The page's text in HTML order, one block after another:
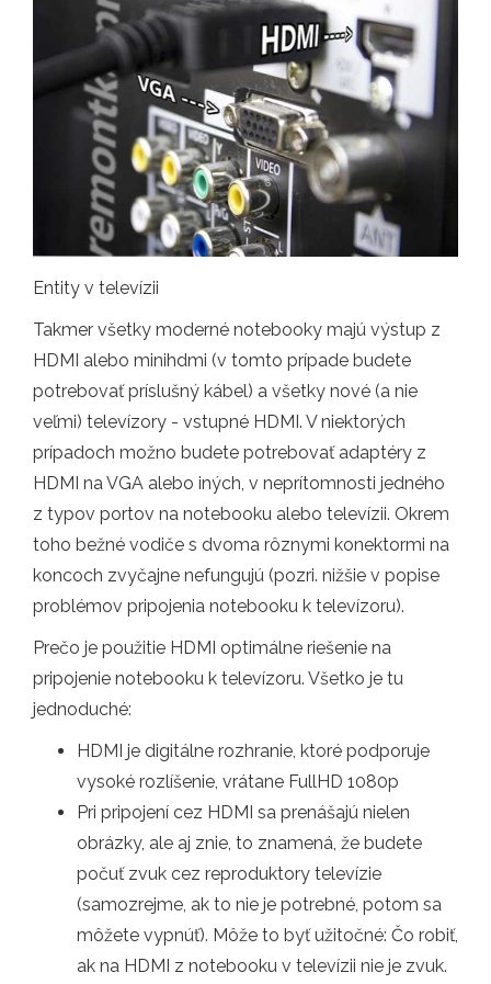
Entity v televízii
Takmer všetky moderné notebooky majú výstup z
HDMI alebo minihdmi (v tomto prípade budete
potrebovať príslušný kábel) a všetky nové (a nie
veľmi) televízory - vstupné HDMI. V niektorých
prípadoch možno budete potrebovať adaptéry z
HDMI na VGA alebo iných, v neprítomnosti jedného
z typov portov na notebooku alebo televízii. Okrem
toho bežné vodiče s dvoma rôznymi konektormi na
koncoch zvyčajne nefungujú (pozri. nižšie v popise
problémov pripojenia notebooku k televízoru).
Prečo je použitie HDMI optimálne riešenie na
pripojenie notebooku k televízoru. Všetko je tu
jednoduché:
HDMI je digitálne rozhranie, ktoré podporuje
vysoké rozlíšenie, vrátane FullHD 1080p
Pri pripojení cez HDMI sa prenášajú nielen
obrázky, ale aj znie, to znamená, že budete
počuť zvuk cez reproduktory televízie
(samozrejme, ak to nie je potrebné, potom sa
môžete vypnúť). Môže to byť užitočné: Čo robiť,
ak na HDMI z notebooku v televízii nie je zvuk.